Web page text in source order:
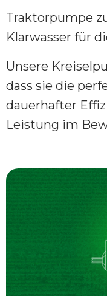
Traktorpumpe
Klarwasser für
Unsere
dass sie die
dauerhafter
Leistung im